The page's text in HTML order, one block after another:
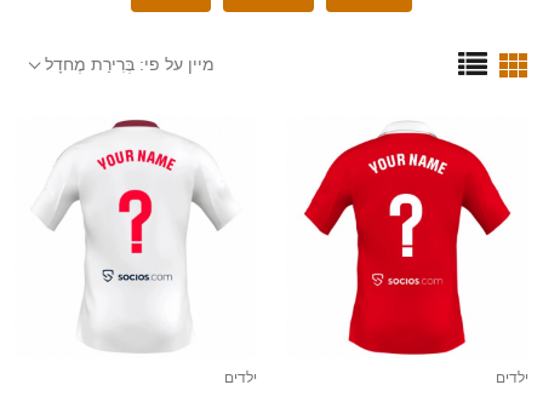
מיין על פי: בְּרִירַת מֶחדָל
ילדים ילדים